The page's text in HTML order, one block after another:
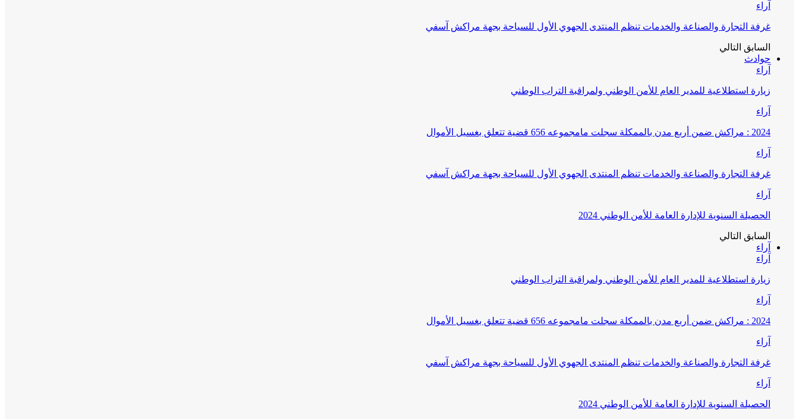
آراء
غرفة التجارة والصناعة والخدمات تنظم المنتدى الجهوي الأول للسياحة بجهة مراكش آسفي
السابق التالي
حوادث
آراء
زيارة استطلاعية للمدير العام للأمن الوطني ولمراقبة التراب الوطني
آراء
2024 : مراكش ضمن أربع مدن بالممكلة سجلت مامجموعه 656 قضية تتعلق بغسيل الأموال
آراء
غرفة التجارة والصناعة والخدمات تنظم المنتدى الجهوي الأول للسياحة بجهة مراكش آسفي
آراء
الحصيلة السنوية للإدارة العامة للأمن الوطني 2024
السابق التالي
آراء
آراء
زيارة استطلاعية للمدير العام للأمن الوطني ولمراقبة التراب الوطني
آراء
2024 : مراكش ضمن أربع مدن بالممكلة سجلت مامجموعه 656 قضية تتعلق بغسيل الأموال
آراء
غرفة التجارة والصناعة والخدمات تنظم المنتدى الجهوي الأول للسياحة بجهة مراكش آسفي
آراء
الحصيلة السنوية للإدارة العامة للأمن الوطني 2024